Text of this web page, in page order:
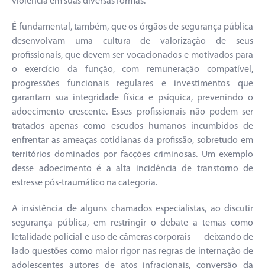
É fundamental, também, que os órgãos de segurança pública
desenvolvam uma cultura de valorização de seus
profissionais, que devem ser vocacionados e motivados para
o exercício da função, com remuneração compatível,
progressões funcionais regulares e investimentos que
garantam sua integridade física e psíquica, prevenindo o
adoecimento crescente. Esses profissionais não podem ser
tratados apenas como escudos humanos incumbidos de
enfrentar as ameaças cotidianas da profissão, sobretudo em
territórios dominados por facções criminosas. Um exemplo
desse adoecimento é a alta incidência de transtorno de
estresse pós-traumático na categoria.
A insistência de alguns chamados especialistas, ao discutir
segurança pública, em restringir o debate a temas como
letalidade policial e uso de câmeras corporais — deixando de
lado questões como maior rigor nas regras de internação de
adolescentes autores de atos infracionais, conversão da